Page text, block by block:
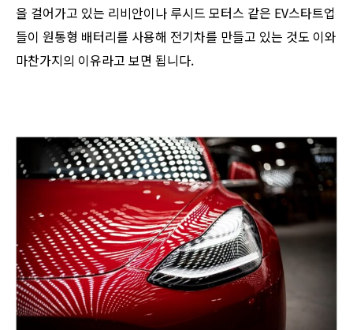
을 걸어가고 있는 리비안이나 루시드 모터스 같은 EV스타트업
들이 원통형 배터리를 사용해 전기차를 만들고 있는 것도 이와
마찬가지의 이유라고 보면 됩니다.